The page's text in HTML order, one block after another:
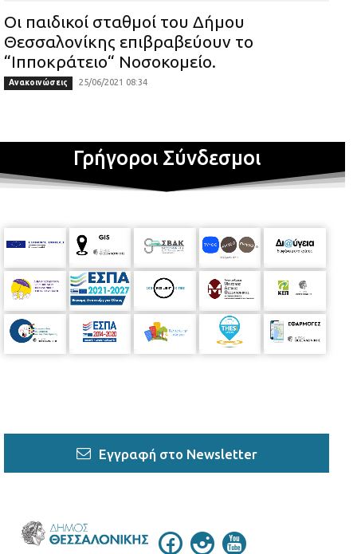
Οι παιδικοί σταθμοί του Δήμου
Θεσσαλονίκης επιβραβεύουν το
“Ιπποκράτειο“ Νοσοκομείο.
Ανακοινώσεις 25/06/2021 08:34
Γρήγοροι Σύνδεσμοι
Εγγραφή στο Newsletter